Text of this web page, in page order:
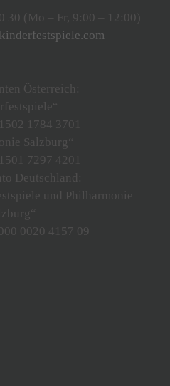
30 (Mo – Fr, 9:00 – 12:00)
Österreich:
1784 3701
Salzburg“
7297 4201
Deutschland:
und Philharmonie
0020 4157 09